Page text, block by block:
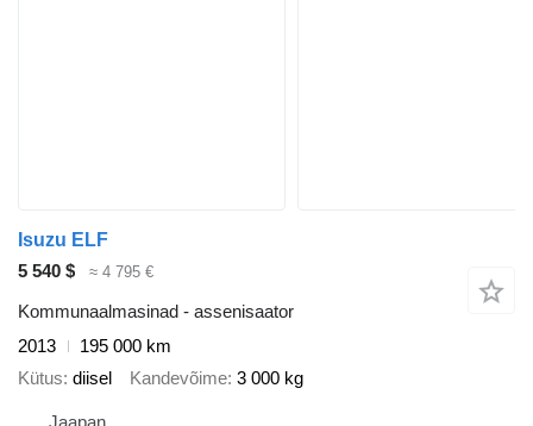
Isuzu ELF
5 540 $
≈ 4 795 €
Kommunaalmasinad - assenisaator
2013
195 000 km
Kütus diisel Kandevõime 3 000 kg